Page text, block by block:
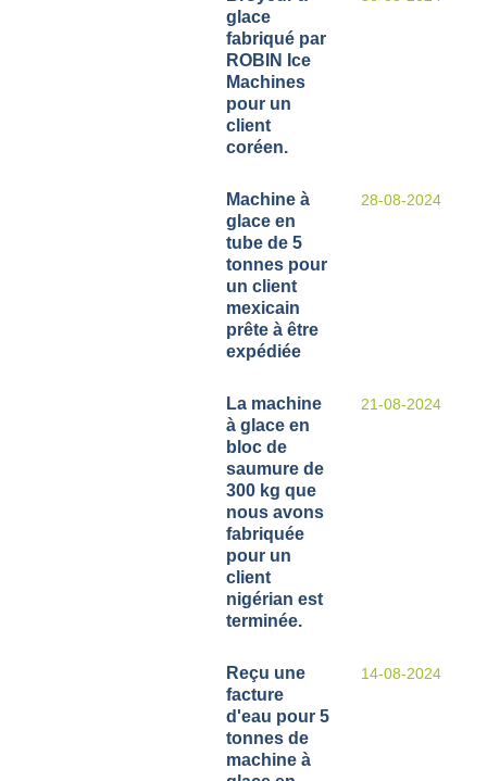
glace
fabriqué par
ROBIN Ice
Machines
pour un
client
coréen.
28-08-2024
Machine à
glace en
tube de 5
tonnes pour
un client
mexicain
prête à être
expédiée
21-08-2024
La machine
à glace en
bloc de
saumure de
300 kg que
nous avons
fabriquée
pour un
client
nigérian est
terminée.
14-08-2024
Reçu une
facture
d'eau pour 5
tonnes de
machine à